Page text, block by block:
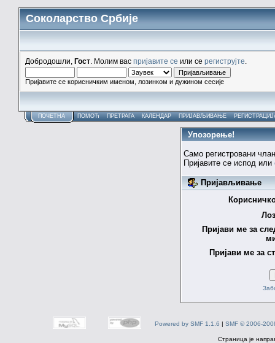
Соколарство Србије
Добродошли, Гост . Молим вас пријавите се или се региструјте
Пријавите се корисничким именом, лозинком и дужином сесије
ПОЧЕТНА ПОМОЋ ПРЕТРАГА КАЛЕНДАР ПРИЈАВЉИВАЊЕ
Упозорење!
Само регистровани
Пријавите се испод или
Пријављивање
Пријави ме за
Пријави ме за
Powered by SMF 1.1.6 | SMF © 2006-
Страница је